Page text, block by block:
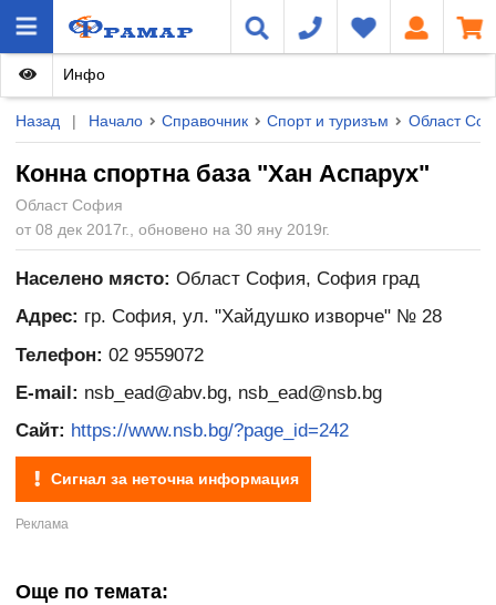
Назад | Начало Справочник Спорт и туризъм Област
Конна спортна база "Хан Аспарух"
Област София
от 08 дек 2017г., обновено на 30 яну 2019г.
Инфо
Населено място: Област София, София град
Адрес: гр. София, ул. "Хайдушко изворче" № 28
Телефон: 02 9559072
E-mail: nsb_ead@abv.bg, nsb_ead@nsb.bg
Сайт: https://www.nsb.bg/?page_id=242
Сигнал за неточна информация
Още по темата: